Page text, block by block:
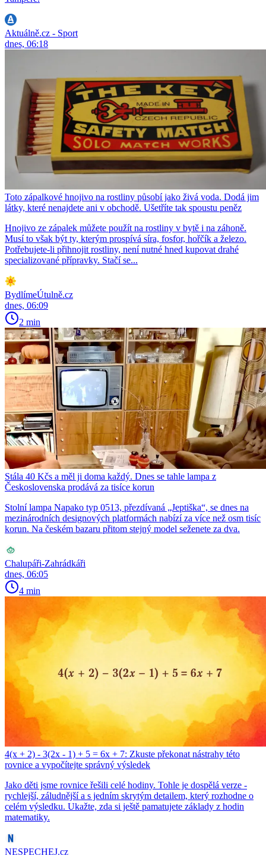
Aktuálně.cz - Sport
dnes, 06:18
Toto zápalkové hnojivo na rostliny působí jako živá voda. Dodá jim
látky, které nenajdete ani v obchodě. Ušetříte tak spoustu peněz
Hnojivo ze zápalek můžete použít na rostliny v bytě i na záhoně.
Musí to však být ty, kterým prospívá síra, fosfor, hořčík a železo.
Potřebujete-li přihnojit rostliny, není nutné hned kupovat drahé
specializované přípravky. Stačí se...
BydlímeÚtulně.cz
dnes, 06:09
2 min
Stála 40 Kčs a měl ji doma každý. Dnes se tahle lampa z
Československa prodává za tisíce korun
Stolní lampa Napako typ 0513, přezdívaná „Jeptiška“, se dnes na
mezinárodních designových platformách nabízí za více než osm tisíc
korun. Na českém bazaru přitom stejný model seženete za dva.
Chalupáři-Zahrádkáři
dnes, 06:05
4 min
4(x + 2) - 3(2x - 1) + 5 = 6x + 7: Zkuste překonat nástrahy této
rovnice a vypočítejte správný výsledek
Jako děti jsme rovnice řešili celé hodiny. Tohle je dospělá verze -
rychlejší, záludnější a s jedním skrytým detailem, který rozhodne o
celém výsledku. Ukažte, zda si ještě pamatujete základy z hodin
matematiky.
NESPECHEJ.cz